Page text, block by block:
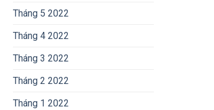
Tháng 5 2022
Tháng 4 2022
Tháng 3 2022
Tháng 2 2022
Tháng 1 2022